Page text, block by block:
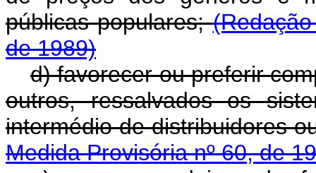
públicas populares;
de 1989)
d) favorecer ou preferir
outros, ressalvados os
intermédio de distribuidores
Medida Provisória nº 60, de